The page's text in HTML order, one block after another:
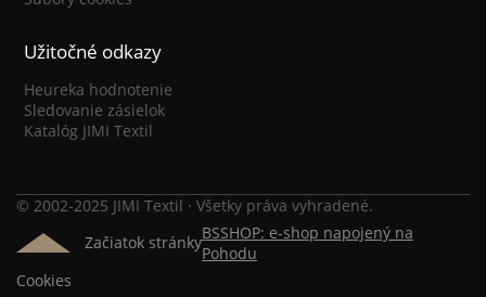
Užitočné odkazy
Heureka hodnotenie
Sledovanie zásielok
Katalóg JIMI Textil
© 2002-2025 JIMI Textil · Všetky práva vyhradené.
Začiatok stránkyBSSHOP: e-shop napojený na
Pohodu
Cookies